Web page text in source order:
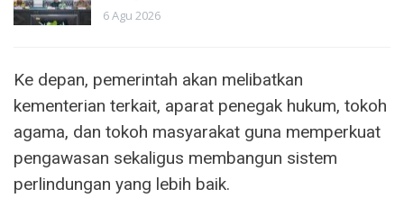
6 Agu 2026
Ke depan, pemerintah akan melibatkan
kementerian terkait, aparat penegak hukum, tokoh
agama, dan tokoh masyarakat guna memperkuat
pengawasan sekaligus membangun sistem
perlindungan yang lebih baik.